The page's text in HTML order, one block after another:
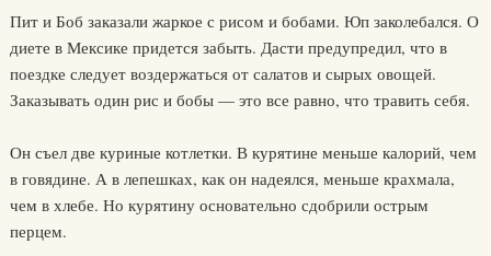
Пит и Боб заказали жаркое с рисом и бобами. Юп заколебался. О
диете в Мексике придется забыть. Дасти предупредил, что в
поездке следует воздержаться от салатов и сырых овощей.
Заказывать один рис и бобы — это все равно, что травить себя.
Он съел две куриные котлетки. В курятине меньше калорий, чем
в говядине. А в лепешках, как он надеялся, меньше крахмала,
чем в хлебе. Но курятину основательно сдобрили острым
перцем.